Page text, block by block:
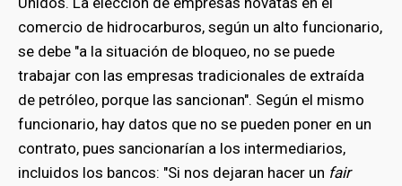
comercio de hidrocarburos, según un alto funcionario,
se debe "a la situación de bloqueo, no se puede
trabajar con las empresas tradicionales de extraída
de petróleo, porque las sancionan". Según el mismo
funcionario, hay datos que no se pueden poner en un
contrato, pues sancionarían a los intermediarios,
incluidos los bancos: "Si nos dejaran hacer un fair